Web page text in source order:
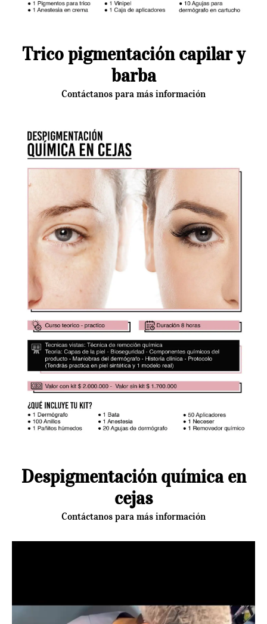
Trico pigmentación capilar y
barba
Contáctanos para más información
Despigmentación química en
cejas
Contáctanos para más información